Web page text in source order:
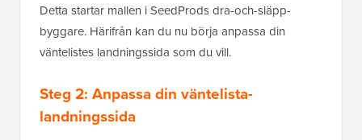
Detta startar mallen i SeedProds dra-och-släpp-
byggare. Härifrån kan du nu börja anpassa din
väntelistes landningssida som du vill.
Steg 2: Anpassa din väntelista-
landningssida